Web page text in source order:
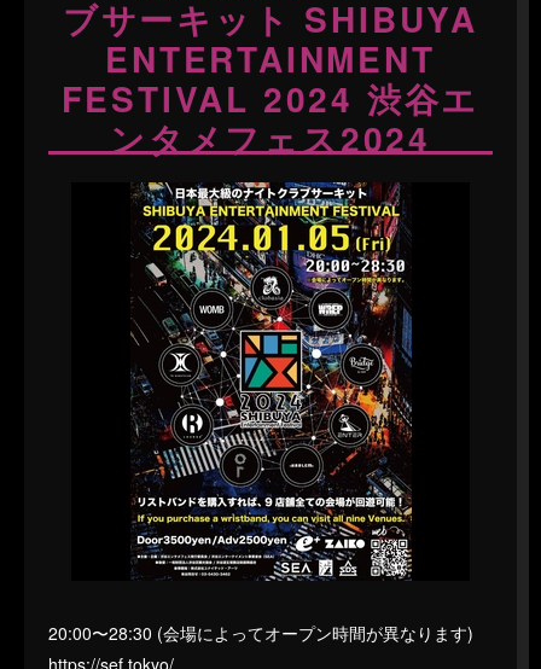
ブサーキット SHIBUYA
ENTERTAINMENT
FESTIVAL 2024 渋谷エ
ンタメフェス2024
20:00〜28:30 (会場によってオープン時間が異なります)
https://sef.tokyo/